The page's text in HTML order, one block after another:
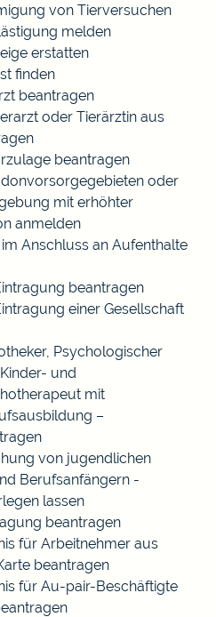
von Tierversuchen
melden
erstatten
finden
beantragen
oder Tierärztin aus
beantragen
oder
mit erhöhter
anmelden
Anschluss an Aufenthalte
beantragen
einer Gesellschaft
Psychologischer
und
mit
–
von jugendlichen
Berufsanfängern -
lassen
beantragen
für Arbeitnehmer aus
beantragen
für Au-pair-Beschäftigte